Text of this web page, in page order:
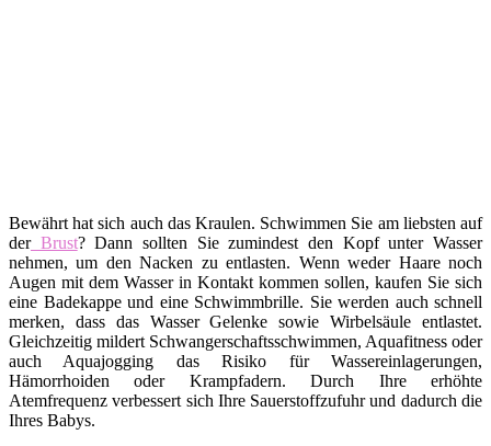
Bewährt hat sich auch das Kraulen. Schwimmen Sie am liebsten auf
derBrust? Dann sollten Sie zumindest den Kopf unter Wasser
nehmen, um den Nacken zu entlasten. Wenn weder Haare noch
Augen mit dem Wasser in Kontakt kommen sollen, kaufen Sie sich
eine Badekappe und eine Schwimmbrille. Sie werden auch schnell
merken, dass das Wasser Gelenke sowie Wirbelsäule entlastet.
Gleichzeitig mildert Schwangerschaftsschwimmen, Aquafitness oder
auch Aquajogging das Risiko für Wassereinlagerungen,
Hämorrhoiden oder Krampfadern. Durch Ihre erhöhte
Atemfrequenz verbessert sich Ihre Sauerstoffzufuhr und dadurch die
Ihres Babys.